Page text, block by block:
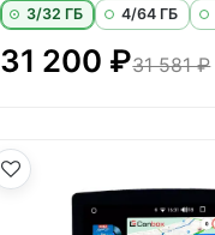
3/32 ГБ 4/64 ГБ
31 200 ₽31 581 ₽